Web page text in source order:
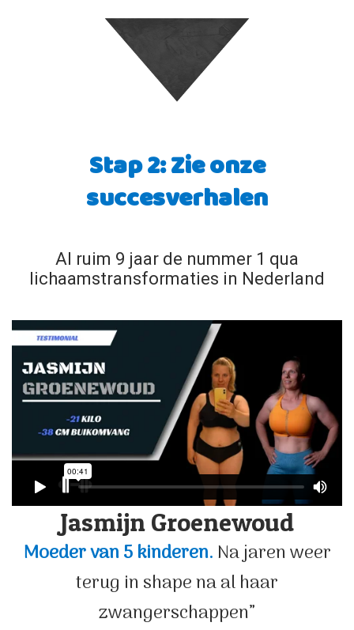
Stap 2: Zie onze
succesverhalen
Al ruim 9 jaar de nummer 1 qua
lichaamstransformaties in Nederland
Jasmijn Groenewoud
Moeder van 5 kinderen.Na jaren weer
terug in shape na al haar
zwangerschappen”